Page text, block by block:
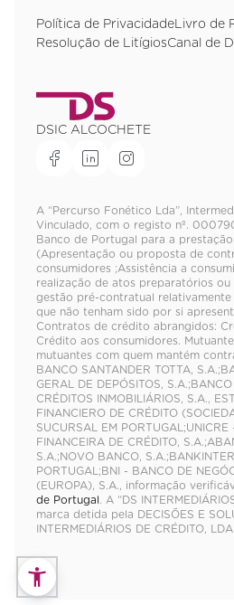
Política de Privacidade Livro de
Resolução de LitígiosCanal de
DSIC ALCOCHETE
A “Percurso Fonético Lda”,
Vinculado, com o registo nº.
Banco de Portugal para a
(Apresentação ou proposta de
consumidores ;Assistência a
realização de atos preparatórios
gestão pré-contratual
que não tenham sido por si
Contratos de crédito abrangidos:
Crédito aos consumidores.
mutuantes com quem mantém
BANCO SANTANDER TOTTA,
GERAL DE DEPÓSITOS,
CRÉDITOS INMOBILIÁRIOS, S.A.,
FINANCIERO DE CRÉDITO
SUCURSAL EM PORTUGAL;UNICRE
FINANCEIRA DE CRÉDITO,
S.A.;NOVO BANCO,
PORTUGAL;BNI - BANCO DE
(EUROPA), S.A., informação
de Portugal. A “DS
marca detida pela DECISÕES E
INTERMEDIÁRIOS DE CRÉDITO, LDA.